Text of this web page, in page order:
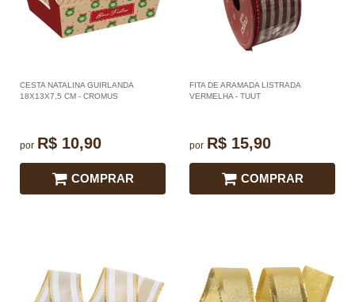
CESTA NATALINA GUIRLANDA
18X13X7,5 CM - CROMUS
por R$ 10,90
COMPRAR
FITA DE ARAMADA LISTRADA
VERMELHA - TUUT
por R$ 15,90
COMPRAR